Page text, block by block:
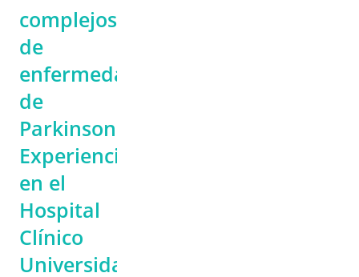
complejos
de
enfermedad
de
Parkinson.
Experiencia
en el
Hospital
Clínico
Universidad